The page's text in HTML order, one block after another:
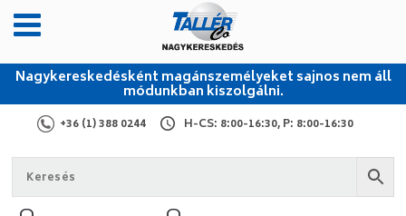
Nagykereskedésként magánszemélyeket sajnos nem áll
módunkban kiszolgálni.
+36 (1) 388 0244 H-CS: 8:00-16:30, P: 8:00-16:30